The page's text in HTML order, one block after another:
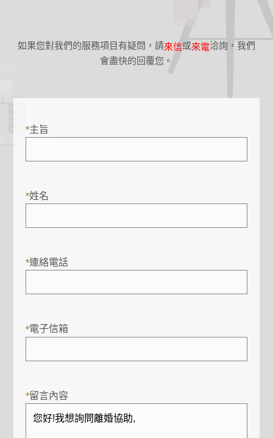
如果您對我們的服務項目有疑問，請來信或來電洽詢，我們
會盡快的回覆您。
*主旨
*姓名
*連絡電話
*電子信箱
*留言內容